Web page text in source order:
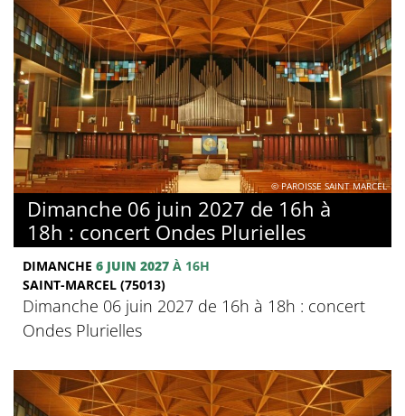
© PAROISSE SAINT MARCEL
Dimanche 06 juin 2027 de 16h à
18h : concert Ondes Plurielles
DIMANCHE 6 JUIN 2027 À 16H
SAINT-MARCEL (75013)
Dimanche 06 juin 2027 de 16h à 18h : concert
Ondes Plurielles